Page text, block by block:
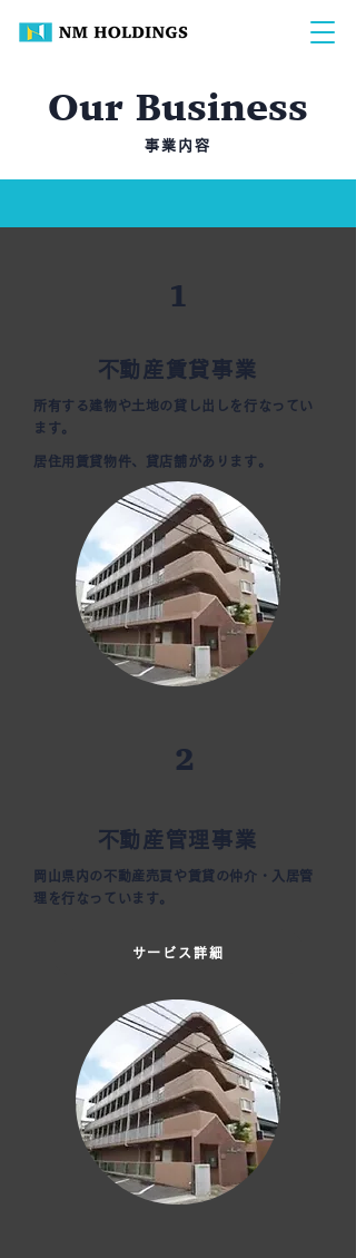
Our Business
事業内容
1
​不動産賃貸事業
所有する建物や土地の貸し出しを行なってい
ます。
居住用賃貸物件、 貸店舗があります。
​不動産管理事業
岡山県内の不動産売買や賃貸の仲介・入居管
理を行なっています。
サービス詳細
2